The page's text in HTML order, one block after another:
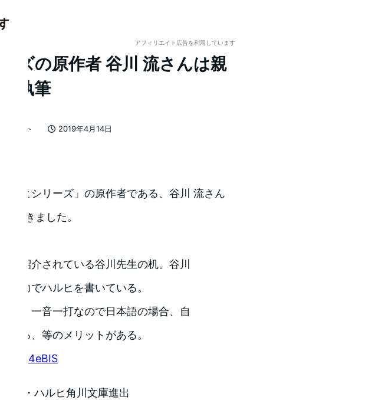
アフィリエイト広告を利用しています
ーズの原作者 谷川 流さんは親
執筆
2019年4月14日
指シフト
ルヒシリーズ」の原作者である、谷川 流さん
てきました。
で紹介されている谷川先生の机。谷川
入力でハルヒを書いている。
い、一音一打なので日本語の場合、自
来る、等のメリットがある。
F7iIp4eBIS
祝・ハルヒ角川文庫進出